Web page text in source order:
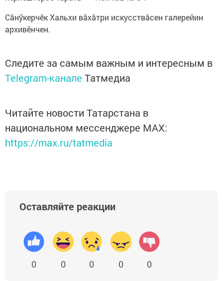
Сăнӳкерчӗк Хальхи вăхăтри искусствăсен галерейин
архивӗнчен.
Следите за самым важным и интересным в
Telegram-канале Татмедиа
Читайте новости Татарстана в
национальном мессенджере MАХ:
https://max.ru/tatmedia
Оставляйте реакции
0 0 0 0 0